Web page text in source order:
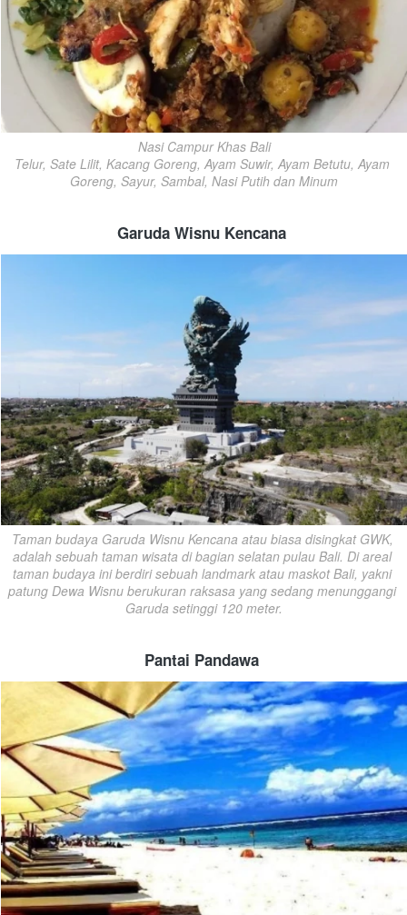
Nasi Campur Khas Bali
Telur, Sate Lilit, Kacang Goreng, Ayam Suwir, Ayam Betutu, Ayam
Goreng, Sayur, Sambal, Nasi Putih dan Minum
Garuda Wisnu Kencana
Taman budaya Garuda Wisnu Kencana atau biasa disingkat GWK,
adalah sebuah taman wisata di bagian selatan pulau Bali. Di areal
taman budaya ini berdiri sebuah landmark atau maskot Bali, yakni
patung Dewa Wisnu berukuran raksasa yang sedang menunggangi
Garuda setinggi 120 meter.
Pantai Pandawa